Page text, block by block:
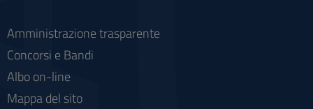
Amministrazione trasparente
Concorsi e Bandi
Albo on-line
Mappa del sito